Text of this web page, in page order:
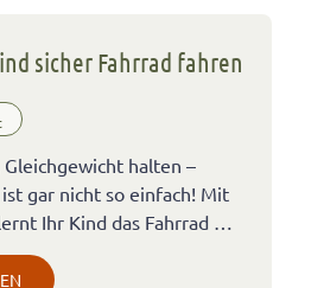
sicher Fahrrad fahren
halten –
gar nicht so einfach! Mit
Ihr Kind das Fahrrad …